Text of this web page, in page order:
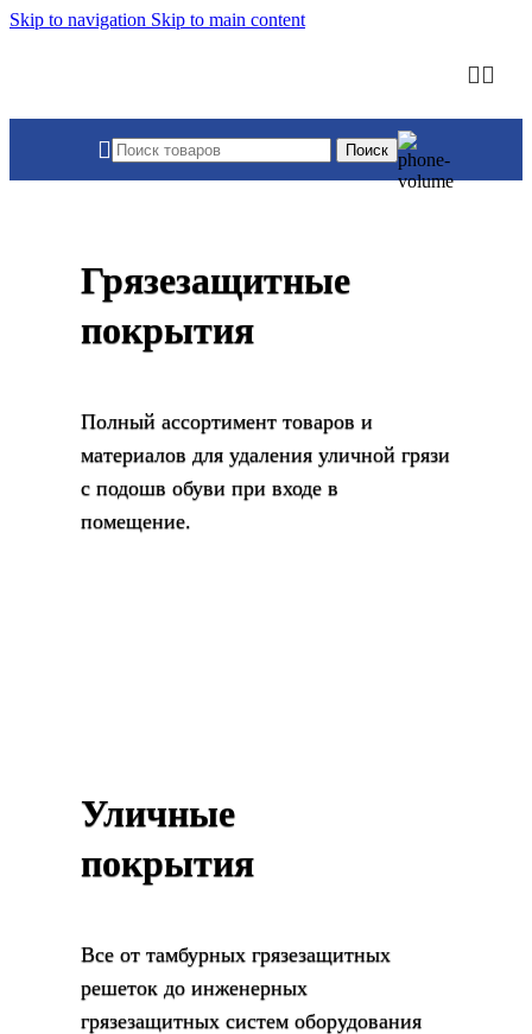
Skip to navigation Skip to main content
Поиск
Грязезащитные
покрытия
Полный ассортимент товаров и
материалов для удаления уличной грязи
с подошв обуви при входе в
помещение.
Уличные
покрытия
Все от тамбурных грязезащитных
решеток до инженерных
грязезащитных систем оборудования